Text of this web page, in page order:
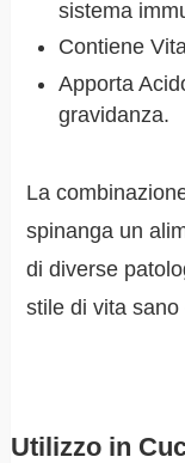
sistema
Contiene
Apporta
gravidanza.
La
spinanga un
di diverse
stile di vita
Utilizzo in